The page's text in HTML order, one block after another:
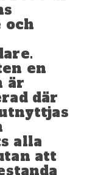
och
en
är
där
alla
att